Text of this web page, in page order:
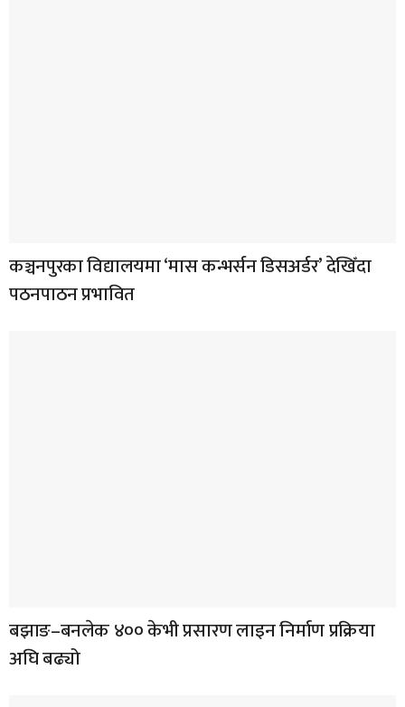
कञ्चनपुरका विद्यालयमा ‘मास कन्भर्सन डिसअर्डर’ देखिँदा
पठनपाठन प्रभावित
बझाङ–बनलेक ४०० केभी प्रसारण लाइन निर्माण प्रक्रिया
अघि बढ्यो